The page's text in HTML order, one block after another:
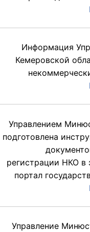
Информация
Кемеровской
Управлением
подготовлена
регистрации НКО в
портал
Управление